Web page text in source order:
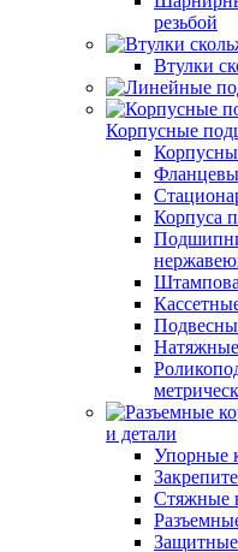
резьбой
Втулки
Корпусные
Корпуса
и детали
Упорные
Стяжные